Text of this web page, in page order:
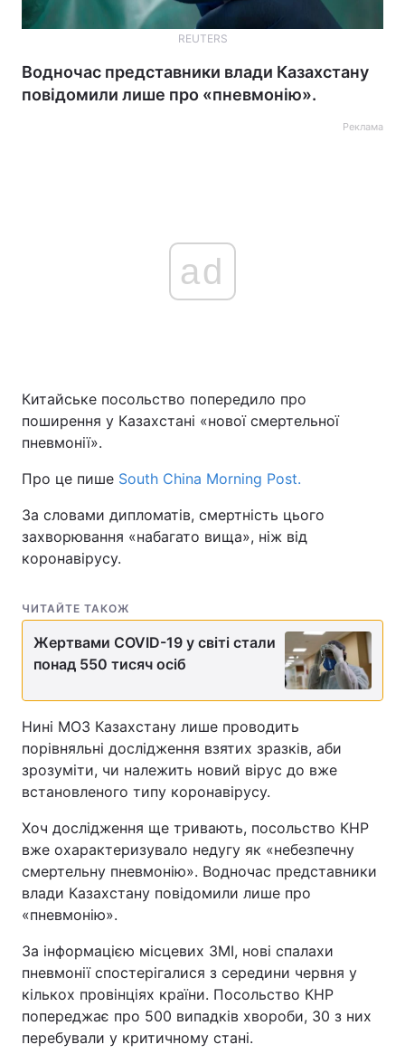
REUTERS
Водночас представники влади Казахстану
повідомили лише про «пневмонію».
Реклама
ad
Китайське посольство попередило про
поширення у Казахстані «нової смертельної
пневмонії».
Про це пише South China Morning Post.
За словами дипломатів, смертність цього
захворювання «набагато вища», ніж від
коронавірусу.
ЧИТАЙТЕ ТАКОЖ
Жертвами COVID-19 у світі стали
понад 550 тисяч осіб
Нині МОЗ Казахстану лише проводить
порівняльні дослідження взятих зразків, аби
зрозуміти, чи належить новий вірус до вже
встановленого типу коронавірусу.
Хоч дослідження ще тривають, посольство КНР
вже охарактеризувало недугу як «небезпечну
смертельну пневмонію». Водночас представники
влади Казахстану повідомили лише про
«пневмонію».
За інформацією місцевих ЗМІ, нові спалахи
пневмонії спостерігалися з середини червня у
кількох провінціях країни. Посольство КНР
попереджає про 500 випадків хвороби, 30 з них
перебували у критичному стані.